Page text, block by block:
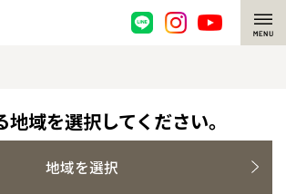
炭素社会の住宅
地域を選択してください。
地域を選択